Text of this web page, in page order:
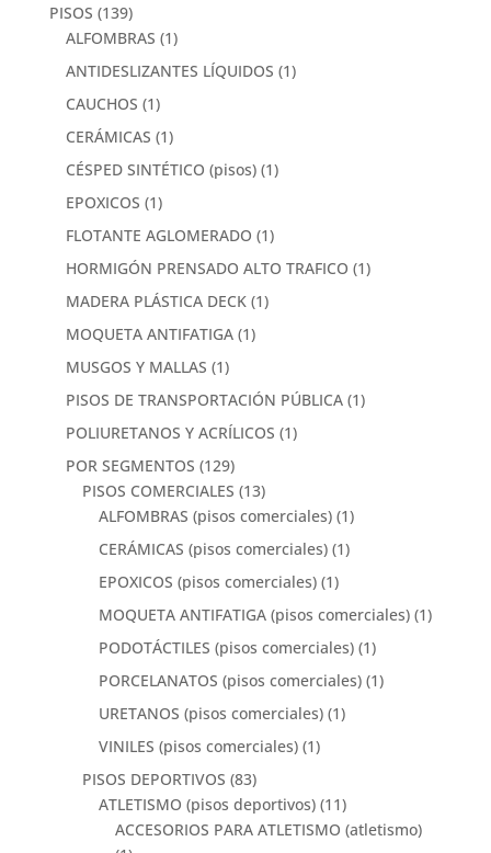
PISOS (139)
ALFOMBRAS (1)
ANTIDESLIZANTES LÍQUIDOS (1)
CAUCHOS (1)
CERÁMICAS (1)
CÉSPED SINTÉTICO (pisos) (1)
EPOXICOS (1)
FLOTANTE AGLOMERADO (1)
HORMIGÓN PRENSADO ALTO TRAFICO (1)
MADERA PLÁSTICA DECK (1)
MOQUETA ANTIFATIGA (1)
MUSGOS Y MALLAS (1)
PISOS DE TRANSPORTACIÓN PÚBLICA (1)
POLIURETANOS Y ACRÍLICOS (1)
POR SEGMENTOS (129)
PISOS COMERCIALES (13)
ALFOMBRAS (pisos comerciales) (1)
CERÁMICAS (pisos comerciales) (1)
EPOXICOS (pisos comerciales) (1)
MOQUETA ANTIFATIGA (pisos comerciales) (1)
PODOTÁCTILES (pisos comerciales) (1)
PORCELANATOS (pisos comerciales) (1)
URETANOS (pisos comerciales) (1)
VINILES (pisos comerciales) (1)
PISOS DEPORTIVOS (83)
ATLETISMO (pisos deportivos) (11)
ACCESORIOS PARA ATLETISMO (atletismo)